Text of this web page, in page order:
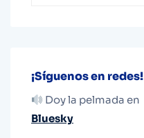
¡Síguenos en redes!
Doy la pelmada en
Bluesky